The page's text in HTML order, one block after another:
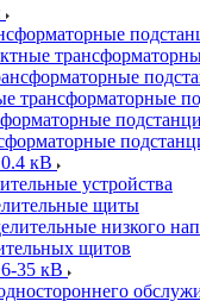
0.4 кВ
устройства
щиты
низкого
щитов
6-35 кВ